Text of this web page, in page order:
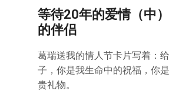
等待20年的爱情（中
的伴侣
葛瑞送我的情人节卡片写着：
子，你是我生命中的祝福，你
贵礼物。